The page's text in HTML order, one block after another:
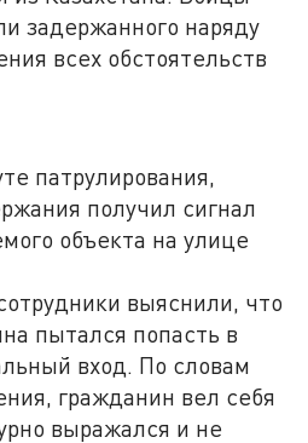
задержанного наряду
всех обстоятельств
патрулирования,
получил сигнал
объекта на улице
выяснили, что
пытался попасть в
вход. По словам
гражданин вел себя
выражался и не